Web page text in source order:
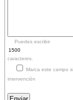
Puedes escribir
caracteres.
Marca este campo
intervención